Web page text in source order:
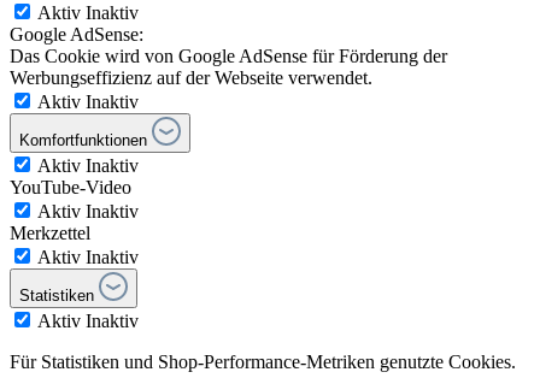
Aktiv Inaktiv
Google AdSense:
Das Cookie wird von Google AdSense für Förderung der
Werbungseffizienz auf der Webseite verwendet.
Aktiv Inaktiv
Komfortfunktionen
Aktiv Inaktiv
YouTube-Video
Aktiv Inaktiv
Merkzettel
Aktiv Inaktiv
Statistiken
Aktiv Inaktiv
Für Statistiken und Shop-Performance-Metriken genutzte Cookies.